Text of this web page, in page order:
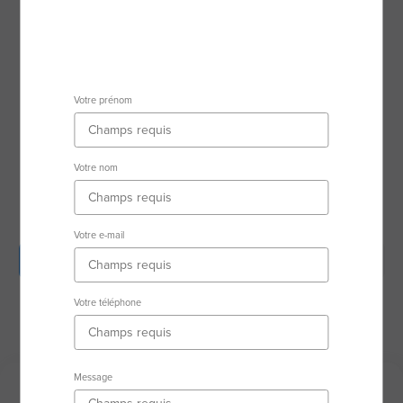
RSAC : 80112254000017 SAINT-MALO
Description Biens en vente
Votre prénom
Votre nom
Votre e-mail
Votre téléphone
Message